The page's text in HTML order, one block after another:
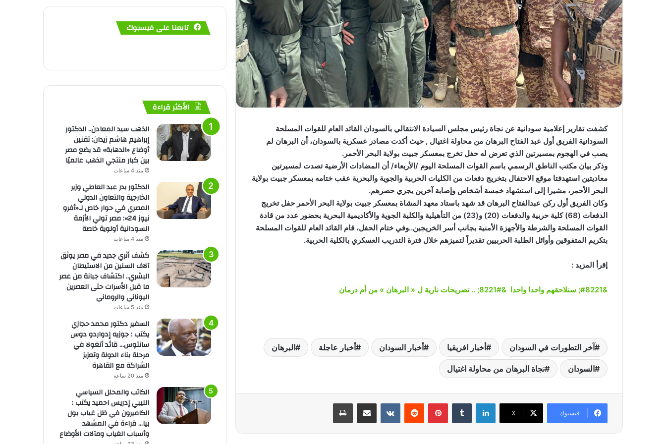
كشفت تقارير إعلامية سودانية عن نجاة رئيس مجلس السيادة الانتقالي بالسودان القائد العام للقوات المسلحة
السودانية الفريق أول عبد الفتاح البرهان من محاولة اغتيال , حيث أكدت مصادر عسكرية بالسودان، أن البرهان لم
يصب في الهجوم بمسيرتين الذي تعرض له حفل تخرج بمعسكر جبيت بولاية البحر الأحمر.
وذكر بيان مكتب الناطق الرسمي باسم القوات المسلحة اليوم /الأربعاء/ أن المضادات الأرضية تصدت لمسيرتين
معاديتين استهدفتا موقع الاحتفال بتخريج دفعات من الكليات الحربية والجوية والبحرية عقب ختامه بمعسكر جبيت بولاية
البحر الأحمر، مشيرا إلى استشهاد خمسة أشخاص وإصابة آخرين يجري حصرهم.
وكان الفريق أول ركن عبدالفتاح البرهان قد شهد باستاد معهد المشاة بمعسكر جبيت بولاية البحر الأحمر حفل تخريج
الدفعات (68) كلية حربية والدفعات (20) و(23) من التأهيلية والكلية الجوية والأكاديمية البحرية بحضور عدد من قادة
القوات المسلحة والشرطة والأجهزة الأمنية بجانب أسر الخريجين..وفي ختام الحفل، قام القائد العام للقوات المسلحة
بتكريم المتفوقين وأوائل الطلبة الحربيين تقديراً لتميزهم خلال فترة التدريب العسكري بالكلية الحربية.
إقرأ المزيد :
&#8221; سنلاحقهم واحدا واحدا &#8221; .. تصريحات نارية ل « البرهان » من أم درمان
آخر التطورات في السودان أخبار افريقيا أخبار السودان أخبار عاجلة البرهان
السودان نجاة البرهان من محاولة اغتيال
فيسبوك ‫X
لينكدإن بينتيريست
تابعنا على فيسبوك
الأكثر قراءة
الذهب سيد المعادن.. الدكتور
إبراهيم هاشم زيدان: تقنين
أوضاع «الدهابة» قد يضع مصر
بين كبار منتجي الذهب عالميًا
منذ 4 ساعات
الدكتور بدر عبد العاطي وزير
الخارجية والتعاون الدولي
المصري في حوار خاص لـ«أفرو
نيوز 24»: مصر تولي الأزمة
السودانية أولوية خاصة
منذ 4 ساعات
كشف أثري جديد في مصر يوثق
آلاف السنين من الاستيطان
البشري.. اكتشاف جبانة من عصر
ما قبل الأسرات حتى العصرين
اليوناني والروماني
منذ 5 ساعات
السفير دكتور محمد حجازي
يكتب : جوزيه إدواردو دوس
سانتوس… قائد أنغولا في
مرحلة بناء الدولة وتعزيز
الشراكة مع القاهرة
منذ 20 ساعة
الكاتب والمحلل السياسي
الليبي إدريس احميد يكتب :
الكاميرون في ظل غياب بول
بيا… قراءة في المشهد
وأسباب الغياب ومآلات الأوضاع